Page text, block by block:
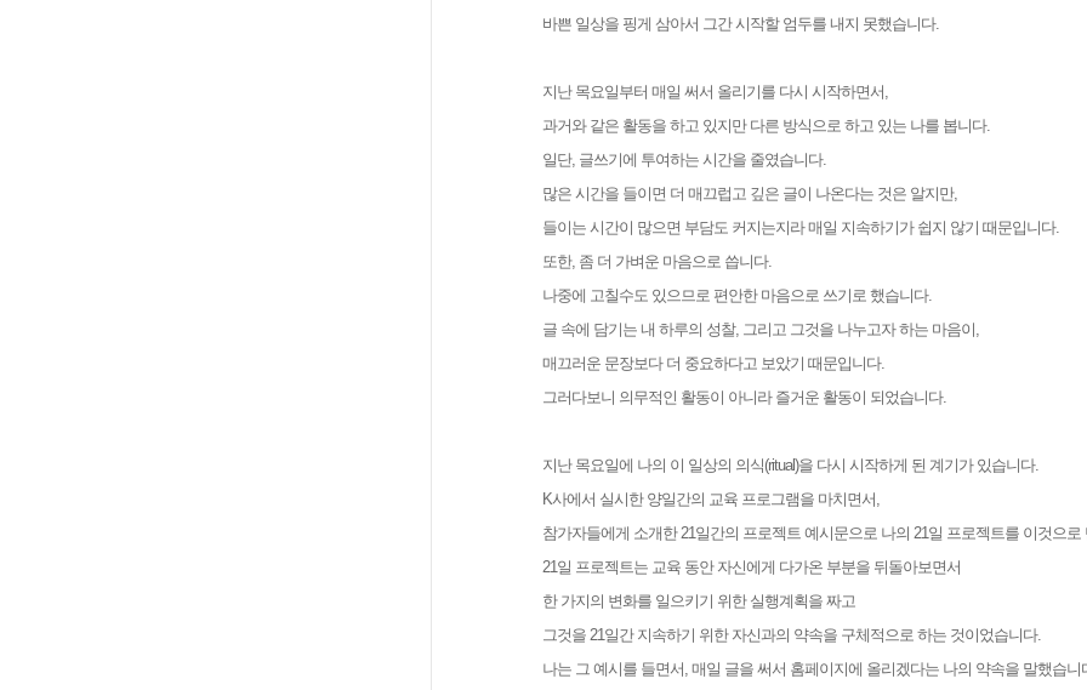
바쁜 일상을 핑게 삼아서 그간 시작할 엄두를 내지 못했습니다.
지난 목요일부터 매일 써서 올리기를 다시 시작하면서,
과거와 같은 활동을 하고 있지만 다른 방식으로 하고 있는 나를 봅니다.
일단, 글쓰기에 투여하는 시간을 줄였습니다.
많은 시간을 들이면 더 매끄럽고 깊은 글이 나온다는 것은 알지만,
들이는 시간이 많으면 부담도 커지는지라 매일 지속하기가 쉽지 않기 때문입니다.
또한, 좀 더 가벼운 마음으로 씁니다.
나중에 고칠수도 있으므로 편안한 마음으로 쓰기로 했습니다.
글 속에 담기는 내 하루의 성찰, 그리고 그것을 나누고자 하는 마음이,
매끄러운 문장보다 더 중요하다고 보았기 때문입니다.
그러다보니 의무적인 활동이 아니라 즐거운 활동이 되었습니다.
지난 목요일에 나의 이 일상의 의식(ritual)을 다시 시작하게 된 계기가 있습니다.
K사에서 실시한 양일간의 교육 프로그램을 마치면서,
참가자들에게 소개한 21일간의 프로젝트 예시문으로 나의 21일 프로젝트를 이것으로
21일 프로젝트는 교육 동안 자신에게 다가온 부분을 뒤돌아보면서
한 가지의 변화를 일으키기 위한 실행계획을 짜고
그것을 21일간 지속하기 위한 자신과의 약속을 구체적으로 하는 것이었습니다.
나는 그 예시를 들면서, 매일 글을 써서 홈페이지에 올리겠다는 나의 약속을 말했습니